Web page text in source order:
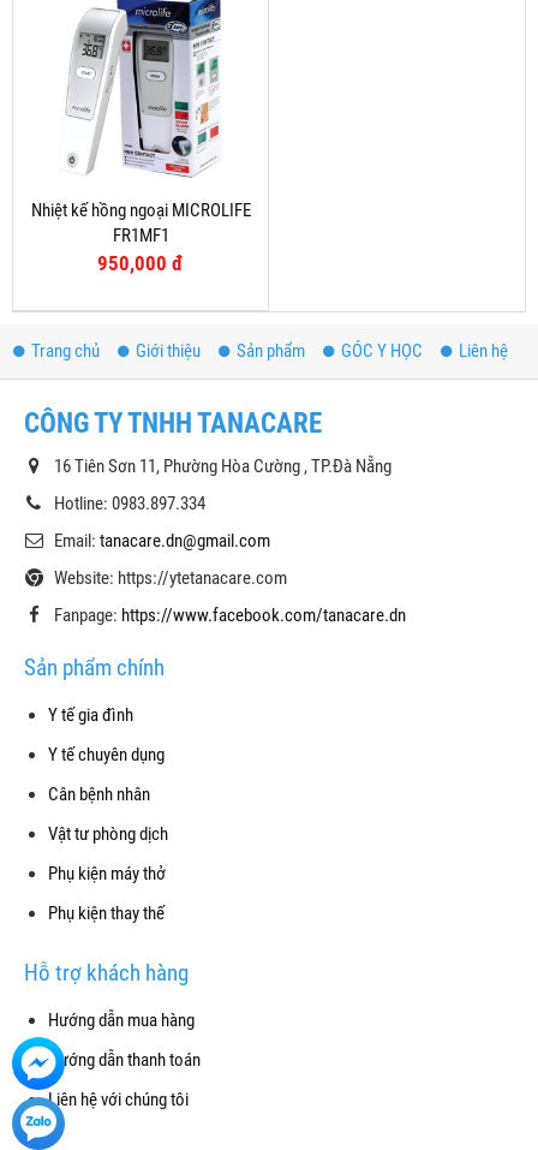
Nhiệt kế hồng ngoại MICROLIFE
FR1MF1
950,000 đ
Trang chủ Giới thiệu Sản phẩm GÓC Y HỌC Liên hệ
CÔNG TY TNHH TANACARE
16 Tiên Sơn 11, Phường Hòa Cường , TP.Đà Nẵng
Hotline: 0983.897.334
Email: tanacare.dn@gmail.com
Website: https://ytetanacare.com
Fanpage: https://www.facebook.com/tanacare.dn
Sản phẩm chính
Y tế gia đình
Y tế chuyên dụng
Cân bệnh nhân
Vật tư phòng dịch
Phụ kiện máy thở
Phụ kiện thay thế
Hỗ trợ khách hàng
Hướng dẫn mua hàng
Hướng dẫn thanh toán
Liên hệ với chúng tôi